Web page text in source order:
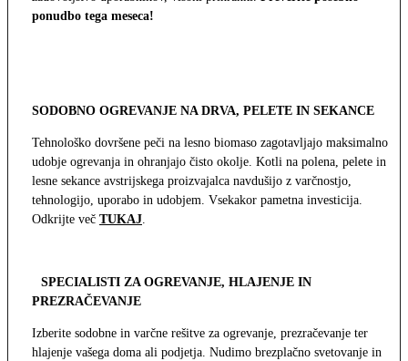
ponudbo tega meseca!
SODOBNO OGREVANJE NA DRVA, PELETE IN SEKANCE
Tehnološko dovršene peči na lesno biomaso zagotavljajo maksimalno
udobje ogrevanja in ohranjajo čisto okolje. Kotli na polena, pelete in
lesne sekance avstrijskega proizvajalca navdušijo z varčnostjo,
tehnologijo, uporabo in udobjem. Vsekakor pametna investicija.
Odkrijte več TUKAJ
SPECIALISTI ZA OGREVANJE, HLAJENJE IN
PREZRAČEVANJE
Izberite sodobne in varčne rešitve za ogrevanje, prezračevanje ter
hlajenje vašega doma ali podjetja. Nudimo brezplačno svetovanje in